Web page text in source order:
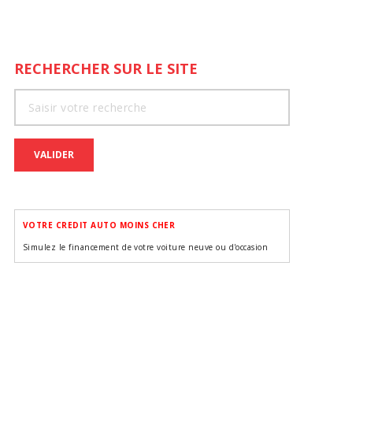
RECHERCHER SUR LE SITE
VALIDER
VOTRE CREDIT AUTO MOINS CHER
Simulez le financement de votre voiture neuve ou d'occasion